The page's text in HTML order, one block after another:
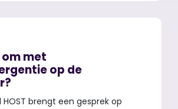
om met
op de
HOST brengt een gesprek op